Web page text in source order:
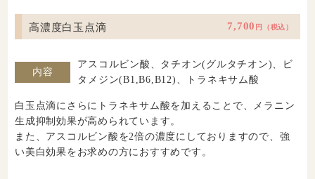
高濃度白玉点滴 7,700 円（税込）
内容
アスコルビン酸、タチオン(グルタチオン)、ビ
タメジン(B1,B6,B12)、トラネキサム酸
白玉点滴にさらにトラネキサム酸を加えることで、メラニン
生成抑制効果が高められています。
また、アスコルビン酸を2倍の濃度にしておりますので、強
い美白効果をお求めの方におすすめです。